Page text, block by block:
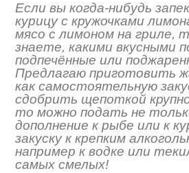
Если вы когда-нибудь
курицу с кружочками
мясо с лимоном на гриле,
знаете, какими вкусными
подпечённые или
Предлагаю приготовить
как самостоятельную
сдобрить щепоткой
то можно подать не
дополнение к рыбе или к
закуску к крепким
например к водке или
самых смелых!